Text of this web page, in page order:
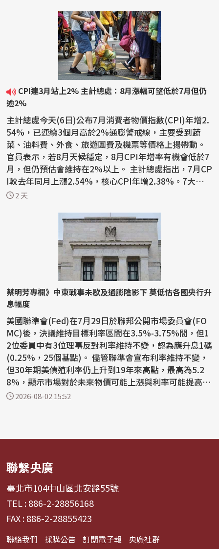
逾2%
主計總處今天(6日)公布7月消費者物價指數(CPI)年增2.
54%，已連續3個月高於2%通膨警戒線，主要受到蔬
菜、油料費、外食、旅遊團費及機票等價格上揚帶動。
官員表示，若8月天候穩定，8月CPI年增率有機會低於7
月，但仍預估會維持在2%以上。 主計總處指出，7月CP
I較去年同月上漲2.54%，核心CPI年增2.38%。7大類
中，以雜項類...
2 天
蔡明芳專欄》中東戰事未歇及通膨陰影下 莫低估各國央行升
息幅度
美國聯準會(Fed)在7月29日於聯邦公開市場委員會(FO
MC)後，決議維持目標利率區間在3.5%-3.75%間，但1
2位委員中有3位理事反對利率維持不變，認為應升息1碼
(0.25%，25個基點)。 儘管聯準會宣布利率維持不變，
但30年期美債殖利率仍上升到19年來高點，最高為5.2
8%，顯示市場對於未來物價可能上漲與利率可能提高的
預期。在...
2026-08-02 15:52
聯繫央廣
臺北市104中山區北安路55號
TEL : 886-2-28856168
FAX : 886-2-28855423
聯絡我們 採購公告 訂閱電子報 央廣社群